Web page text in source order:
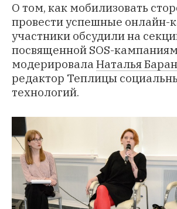
О том, как мобилизовать
провести успешные онлайн-
участники обсудили на
посвященной SOS-
модерировалаНаталья
редактор Теплицы
технологий.